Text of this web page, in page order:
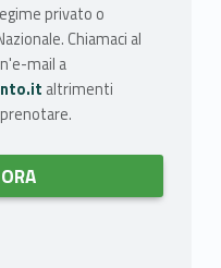
privato o
Chiamaci al
mail a
altrimenti